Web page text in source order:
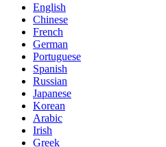
English
Chinese
French
German
Portuguese
Spanish
Russian
Japanese
Korean
Arabic
Irish
Greek